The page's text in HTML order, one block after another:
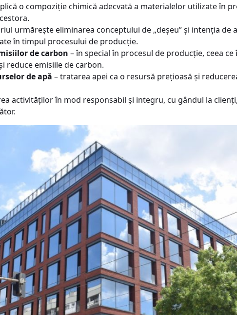
o compoziție chimică adecvată a materialelor utilizate în
urmărește eliminarea conceptului de „deșeu” și intenția de
în timpul procesului de producție.
de carbon – în special în procesul de producție, ceea
reduce emisiile de carbon.
de apă – tratarea apei ca o resursă prețioasă și
activităților în mod responsabil și integru, cu gândul la